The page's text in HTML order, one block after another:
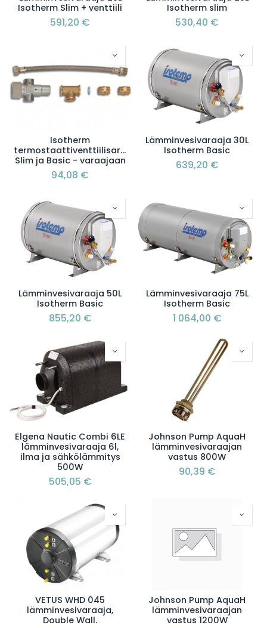
Isotherm Slim + venttiili
591,20 €
Isotherm slim
530,40 €
Isotherm
termostaattiventtiilisarja
Slim ja Basic - varaajaan
94,08 €
Lämminvesivaraaja 30L
Isotherm Basic
639,20 €
Lämminvesivaraaja 50L
Isotherm Basic
855,20 €
Lämminvesivaraaja 75L
Isotherm Basic
1 064,00 €
Elgena Nautic Combi 6LE
lämminvesivaraaja 6l,
ilma ja sähkölämmitys
500W
505,05 €
Johnson Pump AquaH
lämminvesivaraajan
vastus 800W
90,39 €
VETUS WHD 045
lämminvesivaraaja,
Double Wall.
Johnson Pump AquaH
lämminvesivaraajan
vastus 1200W